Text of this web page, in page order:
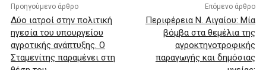
Προηγούμενο άρθρο
Δύο ιατροί στην πολιτική
ηγεσία του υπουργείου
αγροτικής ανάπτυξης. Ο
Σταμενίτης παραμένει στη
Επόμενο άρθρο
Περιφέρεια Ν. Αιγαίου: Μία
βόμβα στα θεμέλια της
αγροκτηνοτροφικής
παραγωγής και δημόσιας